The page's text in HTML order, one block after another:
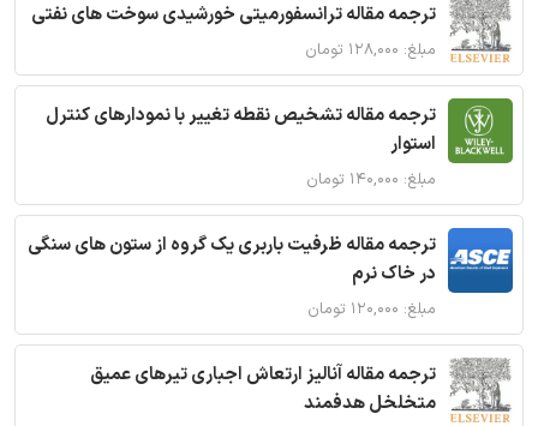
ترجمه مقاله ترانسفورمیتی خورشیدی سوخت های نفتی
مبلغ: ۱۲۸,۰۰۰ تومان
ترجمه مقاله تشخیص نقطه تغییر با نمودارهای کنترل
استوار
مبلغ: ۱۴۰,۰۰۰ تومان
ترجمه مقاله ظرفیت باربری یک گروه از ستون های سنگی
در خاک نرم
مبلغ: ۱۲۰,۰۰۰ تومان
ترجمه مقاله آنالیز ارتعاش اجباری تیرهای عمیق
متخلخل هدفمند